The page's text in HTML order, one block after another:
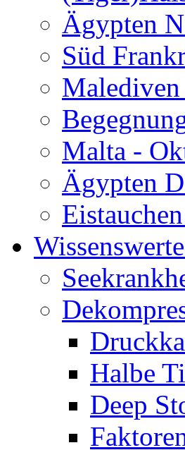
Ägypten
Süd
Malta -
Ägypten
Halbe
Deep